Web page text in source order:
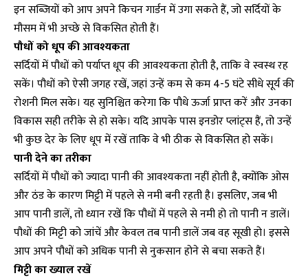
इन सब्जियों को आप अपने किचन गार्डन में उगा सकते हैं, जो सर्दियों के
मौसम में भी अच्छे से विकसित होती हैं।
पौधों को धूप की आवश्यकता
सर्दियों में पौधों को पर्याप्त धूप की आवश्यकता होती है, ताकि वे स्वस्थ रह
सकें। पौधों को ऐसी जगह रखें, जहां उन्हें कम से कम 4-5 घंटे सीधे सूर्य की
रोशनी मिल सके। यह सुनिश्चित करेगा कि पौधे ऊर्जा प्राप्त करें और उनका
विकास सही तरीके से हो सके। यदि आपके पास इनडोर प्लांट्स हैं, तो उन्हें
भी कुछ देर के लिए धूप में रखें ताकि वे भी ठीक से विकसित हो सकें।
पानी देने का तरीका
सर्दियों में पौधों को ज्यादा पानी की आवश्यकता नहीं होती है, क्योंकि ओस
और ठंड के कारण मिट्टी में पहले से नमी बनी रहती है। इसलिए, जब भी
आप पानी डालें, तो ध्यान रखें कि पौधों में पहले से नमी हो तो पानी न डालें।
पौधों की मिट्टी को जांचें और केवल तब पानी डालें जब वह सूखी हो। इससे
आप अपने पौधों को अधिक पानी से नुकसान होने से बचा सकते हैं।
मिट्टी का ख्याल रखें